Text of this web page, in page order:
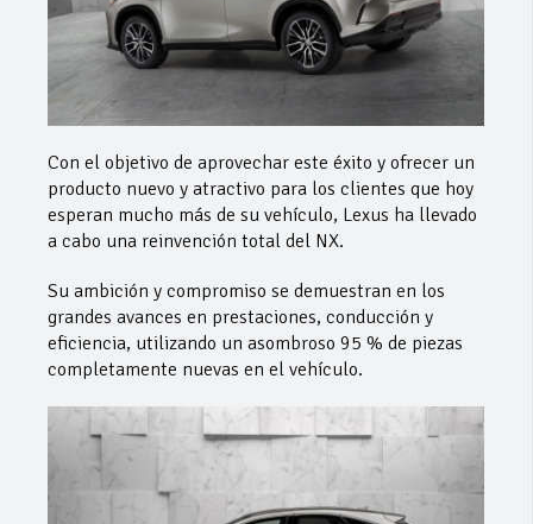
Con el objetivo de aprovechar este éxito y ofrecer un
producto nuevo y atractivo para los clientes que hoy
esperan mucho más de su vehículo, Lexus ha llevado
a cabo una reinvención total del NX.
Su ambición y compromiso se demuestran en los
grandes avances en prestaciones, conducción y
eficiencia, utilizando un asombroso 95 % de piezas
completamente nuevas en el vehículo.